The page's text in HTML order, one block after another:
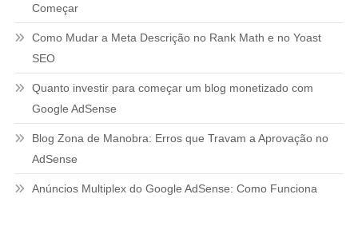
Começar
Como Mudar a Meta Descrição no Rank Math e no Yoast
SEO
Quanto investir para começar um blog monetizado com
Google AdSense
Blog Zona de Manobra: Erros que Travam a Aprovação no
AdSense
Anúncios Multiplex do Google AdSense: Como Funciona